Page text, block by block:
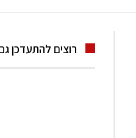
רוצים להתעדכן